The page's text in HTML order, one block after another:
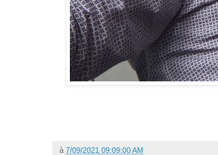
à 7/09/2021 09:09:00 AM